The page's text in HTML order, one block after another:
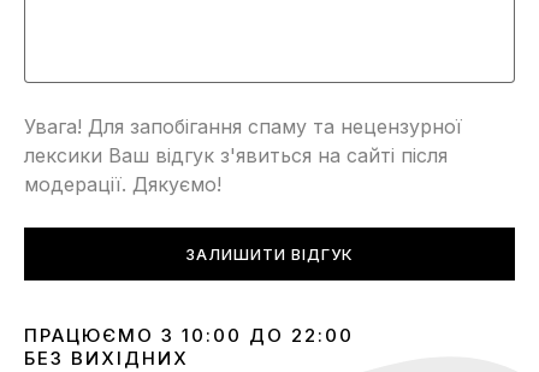
Увага! Для запобігання спаму та нецензурної
лексики Ваш відгук з'явиться на сайті після
модерації. Дякуємо!
ЗАЛИШИТИ ВІДГУК
ПРАЦЮЄМО З 10:00 ДО 22:00
БЕЗ ВИХІДНИХ